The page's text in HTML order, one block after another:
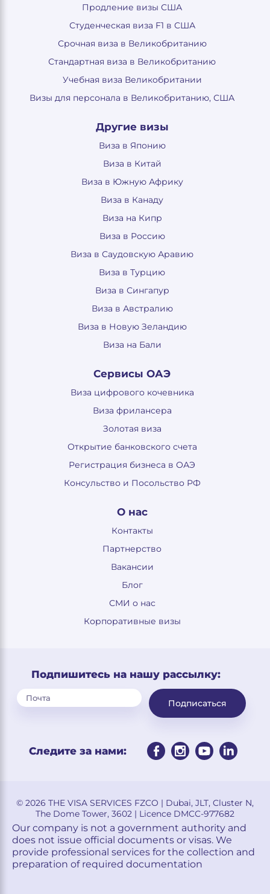
Продление визы США
Студенческая виза F1 в США
Срочная виза в Великобританию
Стандартная виза в Великобританию
Учебная виза Великобритании
Визы для персонала в Великобританию, США
Другие визы
Виза в Японию
Виза в Китай
Виза в Южную Африку
Виза в Канаду
Виза на Кипр
Виза в Россию
Виза в Саудовскую Аравию
Виза в Турцию
Виза в Сингапур
Виза в Австралию
Виза в Новую Зеландию
Виза на Бали
Сервисы ОАЭ
Виза цифрового кочевника
Виза фрилансера
Золотая виза
Открытие банковского счета
Регистрация бизнеса в ОАЭ
Консульство и Посольство РФ
О нас
Контакты
Партнерство
Вакансии
Блог
СМИ о нас
Корпоративные визы
Подпишитесь на нашу рассылку:
Подписаться
Следите за нами:
© 2026 THE VISA SERVICES FZCO | Dubai, JLT, Cluster N,
The Dome Tower, 3602 | Licence DMCC-977682
Our company is not a government authority and
does not issue official documents or visas. We
provide professional services for the collection and
preparation of required documentation